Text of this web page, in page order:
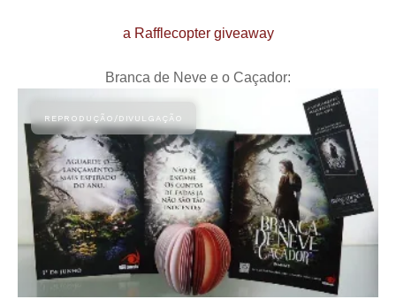
a Rafflecopter giveaway
Branca de Neve e o Caçador: